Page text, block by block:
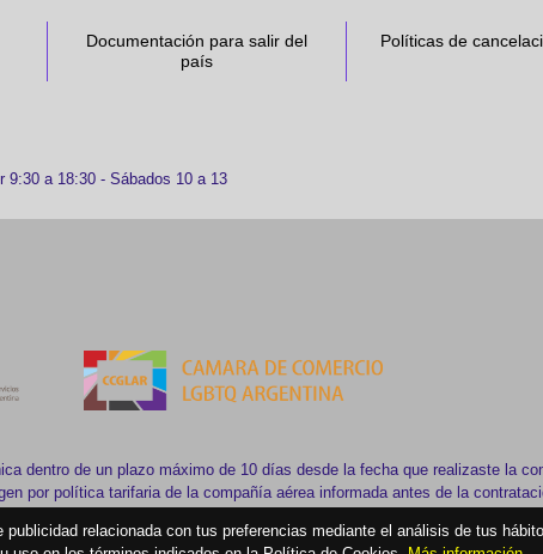
Documentación para salir del
país
Políticas de
9:30 a 18:30 - Sábados 10 a 13
dentro de un plazo máximo de 10 días desde la fecha que realizaste la
por política tarifaria de la compañía aérea informada antes de la
relacionada con tus preferencias mediante el análisis de tus